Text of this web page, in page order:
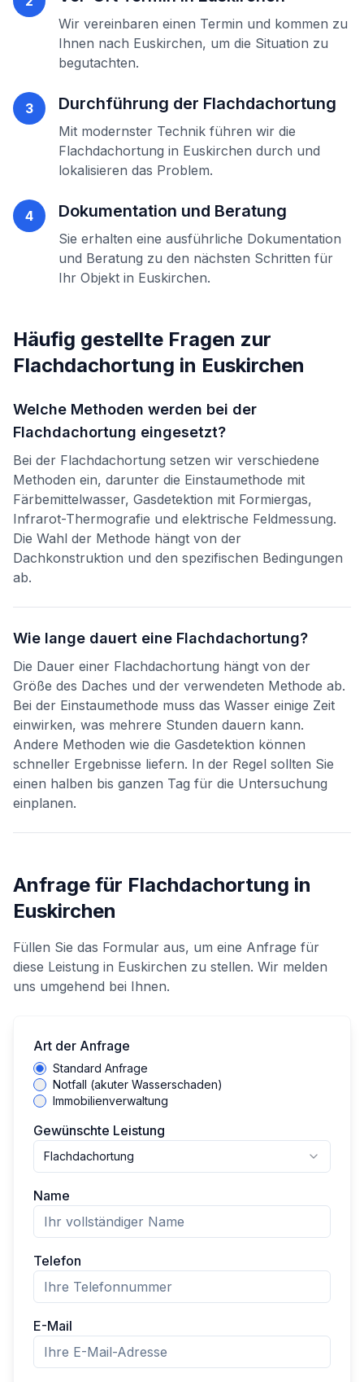
Wir vereinbaren einen Termin und kommen zu
Ihnen nach Euskirchen, um die Situation zu
begutachten.
3 Durchführung der Flachdachortung
Mit modernster Technik führen wir die
Flachdachortung in Euskirchen durch und
lokalisieren das Problem.
4 Dokumentation und Beratung
Sie erhalten eine ausführliche Dokumentation
und Beratung zu den nächsten Schritten für
Ihr Objekt in Euskirchen.
Häufig gestellte Fragen zur
Flachdachortung in Euskirchen
Welche Methoden werden bei der
Flachdachortung eingesetzt?
Bei der Flachdachortung setzen wir verschiedene
Methoden ein, darunter die Einstaumethode mit
Färbemittelwasser, Gasdetektion mit Formiergas,
Infrarot-Thermografie und elektrische Feldmessung.
Die Wahl der Methode hängt von der
Dachkonstruktion und den spezifischen Bedingungen
ab.
Wie lange dauert eine Flachdachortung?
Die Dauer einer Flachdachortung hängt von der
Größe des Daches und der verwendeten Methode ab.
Bei der Einstaumethode muss das Wasser einige Zeit
einwirken, was mehrere Stunden dauern kann.
Andere Methoden wie die Gasdetektion können
schneller Ergebnisse liefern. In der Regel sollten Sie
einen halben bis ganzen Tag für die Untersuchung
einplanen.
Anfrage für Flachdachortung in
Euskirchen
Füllen Sie das Formular aus, um eine Anfrage für
diese Leistung in Euskirchen zu stellen. Wir melden
uns umgehend bei Ihnen.
Art der Anfrage
Standard Anfrage
Notfall (akuter Wasserschaden)
Immobilienverwaltung
Gewünschte Leistung
Flachdachortung
Name
Telefon
E-Mail